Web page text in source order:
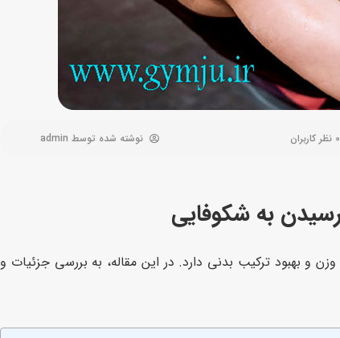
0 نظر کاربران نوشته شده توسط admin
به شکوفایی
و بهبود ترکیب بدنی دارد. در این مقاله، به بررسی جزئیات و